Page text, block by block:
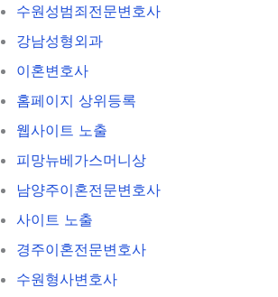
수원성범죄전문변호사
강남성형외과
이혼변호사
홈페이지 상위등록
웹사이트 노출
피망뉴베가스머니상
남양주이혼전문변호사
사이트 노출
경주이혼전문변호사
수원형사변호사